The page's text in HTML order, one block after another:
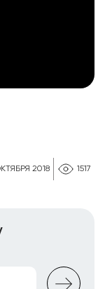
2018 1517